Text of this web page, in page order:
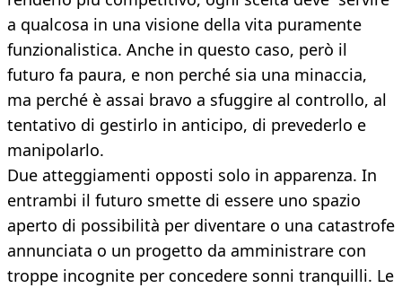
a qualcosa in una visione della vita puramente
funzionalistica. Anche in questo caso, però il
futuro fa paura, e non perché sia una minaccia,
ma perché è assai bravo a sfuggire al controllo, al
tentativo di gestirlo in anticipo, di prevederlo e
manipolarlo.
Due atteggiamenti opposti solo in apparenza. In
entrambi il futuro smette di essere uno spazio
aperto di possibilità per diventare o una catastrofe
annunciata o un progetto da amministrare con
troppe incognite per concedere sonni tranquilli. Le